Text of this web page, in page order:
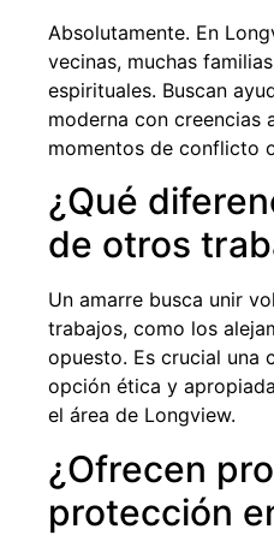
Absolutamente. En
vecinas, muchas
espirituales. Buscan
moderna con creencias
momentos de conflicto
¿Qué
de otros
Un amarre busca unir
trabajos, como los
opuesto. Es crucial una
opción ética y
el área de Longview.
¿Ofrecen
protección